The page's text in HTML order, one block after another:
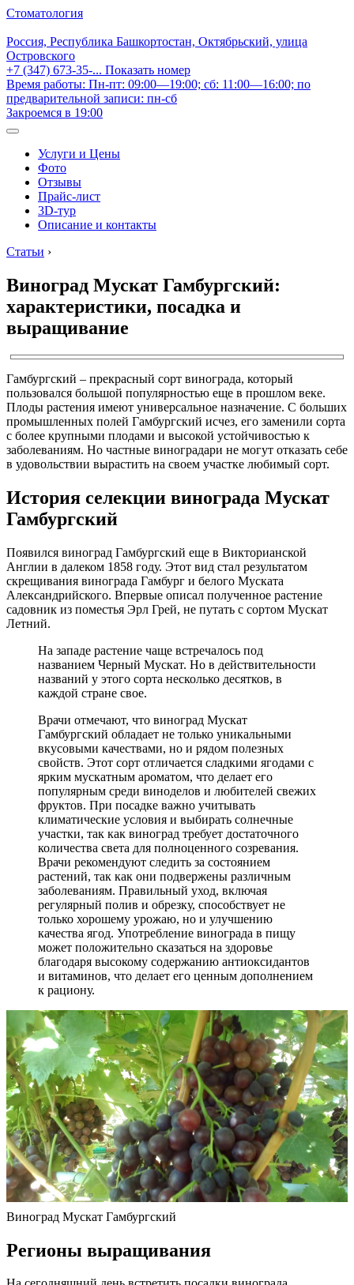
Стоматология
Россия, Республика Башкортостан, Октябрьский, улица
Островского
+7 (347) 673-35-... Показать номер
Время работы: Пн-пт: 09:00—19:00; сб: 11:00—16:00; по
предварительной записи: пн-сб
Закроемся в 19:00
Услуги и Цены
Фото
Отзывы
Прайс-лист
3D-тур
Описание и контакты
Статьи ›
Виноград Мускат Гамбургский:
характеристики, посадка и
выращивание
Гамбургский – прекрасный сорт винограда, который
пользовался большой популярностью еще в прошлом веке.
Плоды растения имеют универсальное назначение. С больших
промышленных полей Гамбургский исчез, его заменили сорта
с более крупными плодами и высокой устойчивостью к
заболеваниям. Но частные виноградари не могут отказать себе
в удовольствии вырастить на своем участке любимый сорт.
История селекции винограда Мускат
Гамбургский
Появился виноград Гамбургский еще в Викторианской
Англии в далеком 1858 году. Этот вид стал результатом
скрещивания винограда Гамбург и белого Муската
Александрийского. Впервые описал полученное растение
садовник из поместья Эрл Грей, не путать с сортом Мускат
Летний.
На западе растение чаще встречалось под
названием Черный Мускат. Но в действительности
названий у этого сорта несколько десятков, в
каждой стране свое.
Врачи отмечают, что виноград Мускат
Гамбургский обладает не только уникальными
вкусовыми качествами, но и рядом полезных
свойств. Этот сорт отличается сладкими ягодами с
ярким мускатным ароматом, что делает его
популярным среди виноделов и любителей свежих
фруктов. При посадке важно учитывать
климатические условия и выбирать солнечные
участки, так как виноград требует достаточного
количества света для полноценного созревания.
Врачи рекомендуют следить за состоянием
растений, так как они подвержены различным
заболеваниям. Правильный уход, включая
регулярный полив и обрезку, способствует не
только хорошему урожаю, но и улучшению
качества ягод. Употребление винограда в пищу
может положительно сказаться на здоровье
благодаря высокому содержанию антиоксидантов
и витаминов, что делает его ценным дополнением
к рациону.
Виноград Мускат Гамбургский
Регионы выращивания